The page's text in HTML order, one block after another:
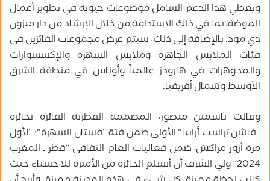
ويغطي هذا الدعم الشامل موضوعات حيوية في تطوير أعمال
الموضة، بما في ذلك الاستدامة من خلال الإرشاد من دار ميزون
دي مود. بالإضافة إلى ذلك، سيتم عرض مجموعات الفائزين في
فئات الملابس الجاهزة وملابس السهرة والإكسسوارات
والمجوهرات في هارودز عالمياً وأوناس في منطقة الشرق
الأوسط وشمال أفريقيا.
وقالت ياسمين منصور، المصممة القطرية الفائزة بجائزة
“فاشن تراست أرابيا” الأولى ضمن فئة “فستان السهرة”: “لأول
مرة أزور مراكش، ضمن فعاليات العام الثقافي “قطر ـ المغرب
2024” ولي الشرف أن أتسلم الجائزة من الأميرة للا حسناء حيث